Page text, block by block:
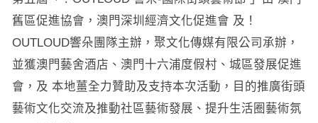
舊區促進協會，澳門深圳經濟文化促進會 及！
OUTLOUD響朵團隊主辦，聚文化傳媒有限公司承辦，
並獲澳門藝舍酒店、澳門十六浦度假村、城區發展促進
會，及 本地薑全力贊助及支持本次活動，目的推廣街頭
藝術文化交流及推動社區藝術發展、提升生活圈藝術氛